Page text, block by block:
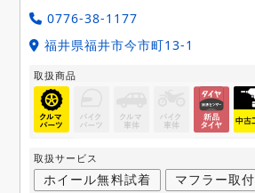
0776-38-1177
福井県福井市今市町13-1
取扱商品
取扱サービス
ホイール無料試着 マフラー取付